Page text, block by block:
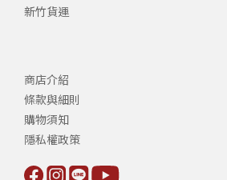
新竹貨運
商店介紹
條款與細則
購物須知
隱私權政策